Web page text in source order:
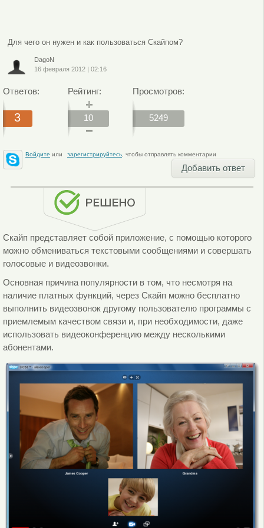
Для чего он нужен и как пользоваться Скайпом?
DagoN
16 февраля 2012| 02:16
Ответов:
3
Рейтинг:
10
Просмотров:
5249
Войдите или зарегистрируйтесь, чтобы отправлять комментарии
Добавить ответ
Скайп представляет собой приложение, с помощью которого
можно обмениваться текстовыми сообщениями и совершать
голосовые и видеозвонки.
Основная причина популярности в том, что несмотря на
наличие платных функций, через Cкайп можно бесплатно
выполнить видеозвонок другому пользователю программы с
приемлемым качеством связи и, при необходимости, даже
использовать видеоконференцию между несколькими
абонентами.